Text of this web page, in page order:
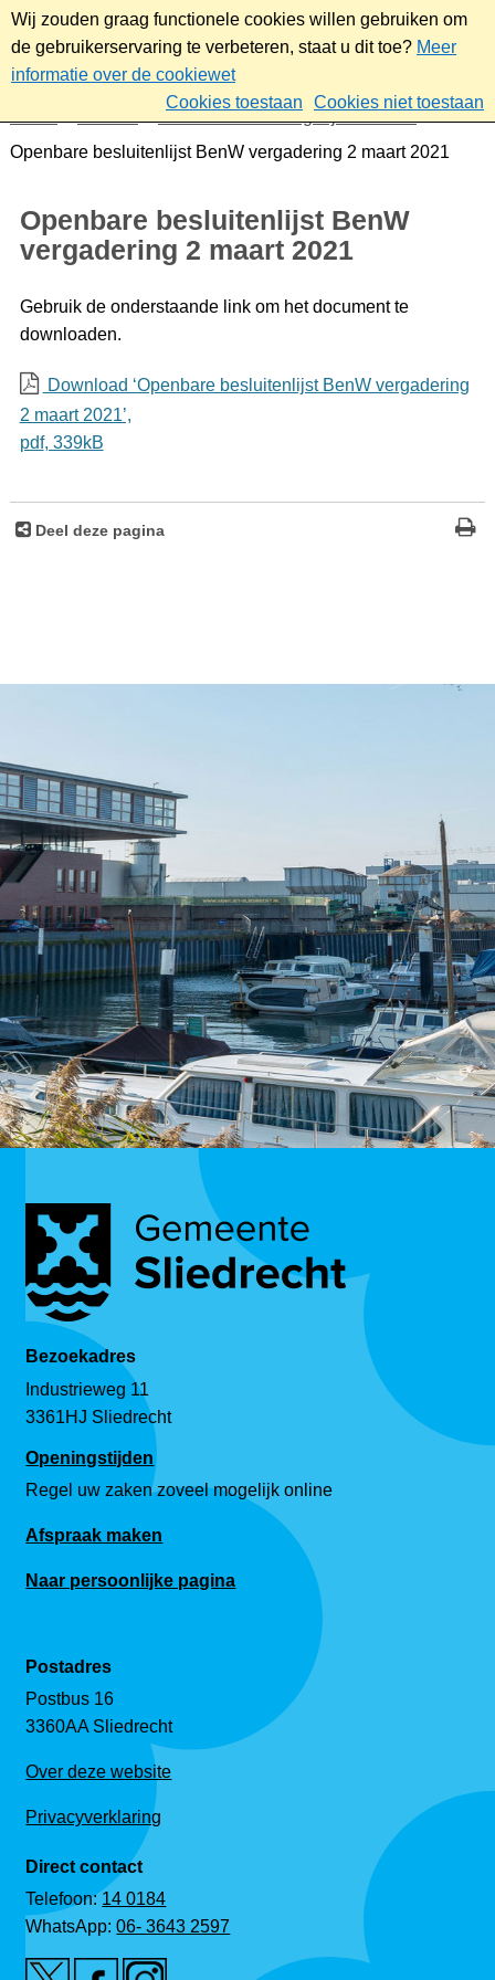
Wij zouden graag functionele cookies willen gebruiken om
de gebruikerservaring te verbeteren, staat u dit toe? Meer
informatie over de cookiewet
Cookies toestaan
Cookies niet toestaan
Gemeenteraad/Dagelijks bestuur
Openbare besluitenlijst BenW vergadering 2 maart 2021
Openbare besluitenlijst BenW
vergadering 2 maart 2021
Gebruik de onderstaande link om het document te
downloaden.
Download ‘Openbare besluitenlijst BenW vergadering
2 maart 2021’,
pdf, 339kB
Deel deze pagina
Bezoekadres
Industrieweg 11
3361HJ Sliedrecht
Openingstijden
Regel uw zaken zoveel mogelijk online
Afspraak maken
Naar persoonlijke pagina
Postadres
Postbus 16
3360AA Sliedrecht
Over deze website
Privacyverklaring
Direct contact
Telefoon:14 0184
WhatsApp:06- 3643 2597